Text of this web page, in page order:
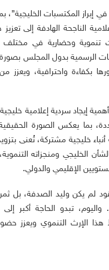
في إبراز المكتسبات
الناجحة الهادفة إلى
تنموية وحضارية في مختلف
الرسمية بدول المجلس
بكفاءة واحترافية، ويعزز
إيجاد سردية إعلامية
بما يعكس الصورة
خليجية مشتركة، تُعنى
الخليجي ومنجزاته
الإقليمي والدولي.
لم يكن وليد الصدفة، بل
تبدو الحاجة أكبر إلى
هذا الإرث التنموي ويعزز